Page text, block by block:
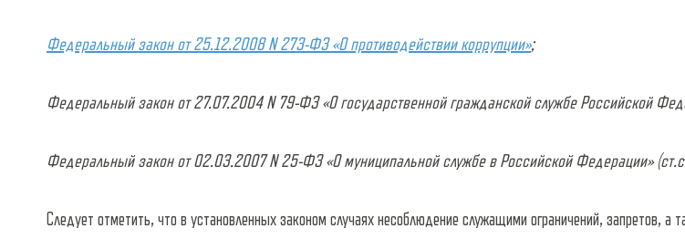
Федеральный закон от 25.12.2008 N 273-ФЗ «О противодействии коррупции»;
Федеральный закон от 27.07.2004 N 79-ФЗ «О государственной гражданской службе Российской
Федеральный закон от 02.03.2007 N 25-ФЗ «О муниципальной службе в Российской Федерации»
Следует отметить, что в установленных законом случаях несоблюдение служащими ограничений, запретов, а